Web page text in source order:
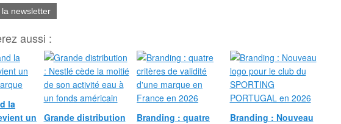
newsletter
aussi :
la
un
Grande distribution
Branding : quatre
Branding : Nouveau